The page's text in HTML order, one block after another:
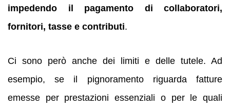
impedendo il pagamento di collaboratori,
fornitori, tasse e contributi.
Ci sono però anche dei limiti e delle tutele. Ad
esempio, se il pignoramento riguarda fatture
emesse per prestazioni essenziali o per le quali